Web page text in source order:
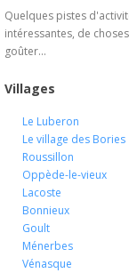
Quelques pistes
intéressantes, de
goûter...
Villages
Le Luberon
Le village des Bories
Roussillon
Oppède-le-vieux
Lacoste
Bonnieux
Goult
Ménerbes
Vénasque